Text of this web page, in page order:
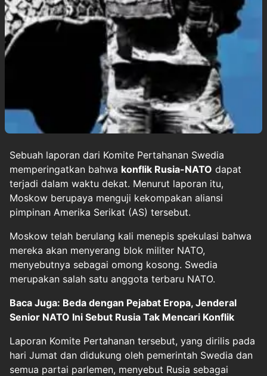
Sebuah laporan dari Komite Pertahanan Swedia
memperingatkan bahwa konflik Rusia-NATO dapat
terjadi dalam waktu dekat. Menurut laporan itu,
Moskow berupaya menguji kekompakan aliansi
pimpinan Amerika Serikat (AS) tersebut.
Moskow telah berulang kali menepis spekulasi bahwa
mereka akan menyerang blok militer NATO,
menyebutnya sebagai omong kosong. Swedia
merupakan salah satu anggota terbaru NATO.
Baca Juga: Beda dengan Pejabat Eropa, Jenderal
Senior NATO Ini Sebut Rusia Tak Mencari Konflik
Laporan Komite Pertahanan tersebut, yang dirilis pada
hari Jumat dan didukung oleh pemerintah Swedia dan
semua partai parlemen, menyebut Rusia sebagai